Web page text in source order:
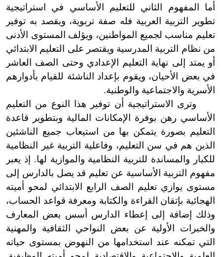
أما المفهوم الثاني للتعليم الأساسي في استراتيجية
تطوير التربية العربية فله صفة تربوية، ويقصد به توفير
تعليم مناسب لجميع المواطنين، ويؤلف المستوى الأدنى
من نظام التربية المدرسية ويقتصر على التعليم الابتدائي
أو يمتد إلى نهاية التعليم الإعدادي وحتى الصف العاشر
في بعض الأحيان، ويقوم بإعداد الناشئة للقيام بأدوارهم
الأسرية والاجتماعية والوطنية.
وترى الاستراتيجية أن توفير هذا النوع من التعليم
الأساسي رهن بوفرة الإمكانات المالية وبتطوير قاعدة
التعليم بصورة يتمكن بها من استيعاب جميع الناشئين
الذين هم في سن التعليم، وفاعلية التربية غير النظامية
للكبار والمساندة للتربية النظامية والموازية لها. إذ يعبر
مفهوم التربية الأساسية عن تعليم قد يصل بالدارس إلى
مستوى يوازي تعليم الصف الرابع الابتدائي لمحو أميته
الهجائية بإتقان القراءة والكتابة ومعرفة قواعد الحساب،
وذلك إضافة إلى إعطاء الدارس أسس بعض المعارف
والخبرات الأولية عن بعض النواحي الثقافية والمهنية
التي تمكنه عند استخدامها من النهوض بمستوى حياته